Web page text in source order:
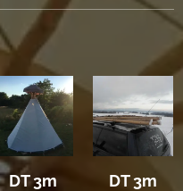
DT 3m
DT 3m